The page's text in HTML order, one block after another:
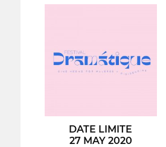
DATE LIMITE
27 MAY 2020